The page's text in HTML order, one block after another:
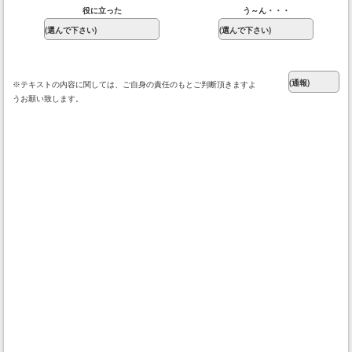
役に立った
う～ん・・・
※テキストの内容に関しては、ご自身の責任のもとご判断頂きますよ
うお願い致します。